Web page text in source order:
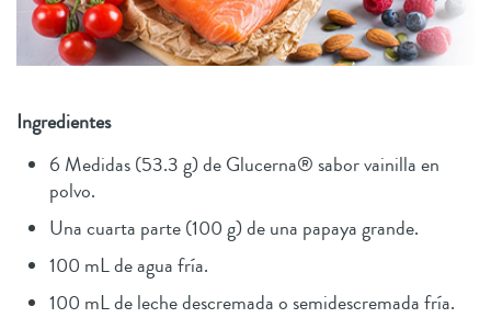
Ingredientes
6 Medidas (53.3 g) de Glucerna® sabor vainilla en
polvo.
Una cuarta parte (100 g) de una papaya grande.
100 mL de agua fría.
100 mL de leche descremada o semidescremada fría.